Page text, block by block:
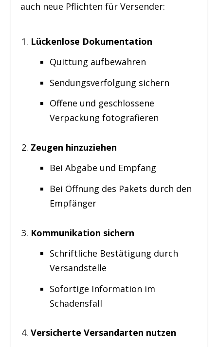
auch neue Pflichten für Versender:
Lückenlose Dokumentation
Quittung aufbewahren
Sendungsverfolgung sichern
Offene und geschlossene
Verpackung fotografieren
Zeugen hinzuziehen
Bei Abgabe und Empfang
Bei Öffnung des Pakets durch den
Empfänger
Kommunikation sichern
Schriftliche Bestätigung durch
Versandstelle
Sofortige Information im
Schadensfall
Versicherte Versandarten nutzen